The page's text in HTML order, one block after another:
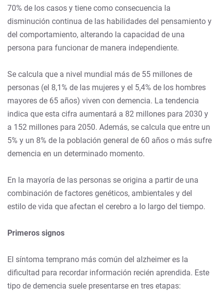
70% de los casos y tiene como consecuencia la
disminución continua de las habilidades del pensamiento y
del comportamiento, alterando la capacidad de una
persona para funcionar de manera independiente.
Se calcula que a nivel mundial más de 55 millones de
personas (el 8,1% de las mujeres y el 5,4% de los hombres
mayores de 65 años) viven con demencia. La tendencia
indica que esta cifra aumentará a 82 millones para 2030 y
a 152 millones para 2050. Además, se calcula que entre un
5% y un 8% de la población general de 60 años o más sufre
demencia en un determinado momento.
En la mayoría de las personas se origina a partir de una
combinación de factores genéticos, ambientales y del
estilo de vida que afectan el cerebro a lo largo del tiempo.
Primeros signos
El síntoma temprano más común del alzheimer es la
dificultad para recordar información recién aprendida. Este
tipo de demencia suele presentarse en tres etapas: